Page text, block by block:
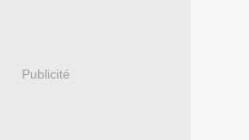
Publicité